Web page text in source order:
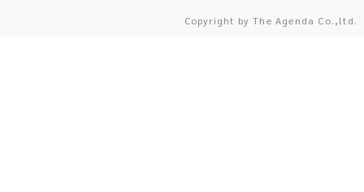
Copyright by The Agenda Co.,ltd.